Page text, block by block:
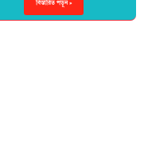
বিস্তারিত পড়ুন »